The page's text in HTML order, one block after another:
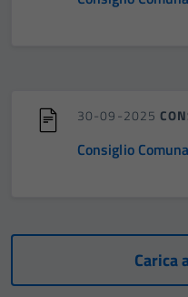
30-09-2025
Consiglio